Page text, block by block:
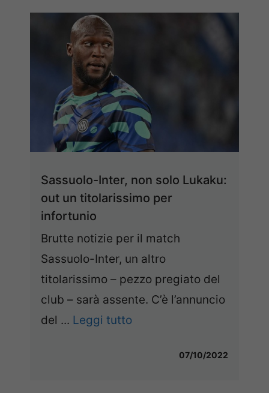
Sassuolo-Inter, non solo Lukaku:
out un titolarissimo per
infortunio
Brutte notizie per il match
Sassuolo-Inter, un altro
titolarissimo – pezzo pregiato del
club – sarà assente. C’è l’annuncio
del ... Leggi tutto
07/10/2022